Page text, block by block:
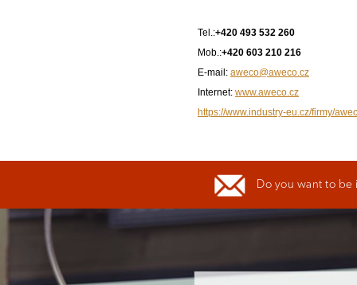
Tel.:+420 493 532 260
Mob.:+420 603 210 216
E-mail: aweco@aweco.cz
Internet: www.aweco.cz
https://www.industry-eu.cz/firmy/
Do you want to